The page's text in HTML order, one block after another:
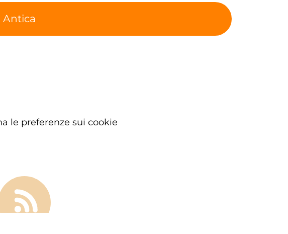
Antica
le preferenze sui cookie